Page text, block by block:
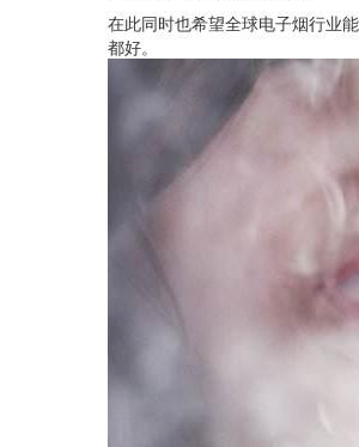
在此同时也希望全球电子烟行业
都好。